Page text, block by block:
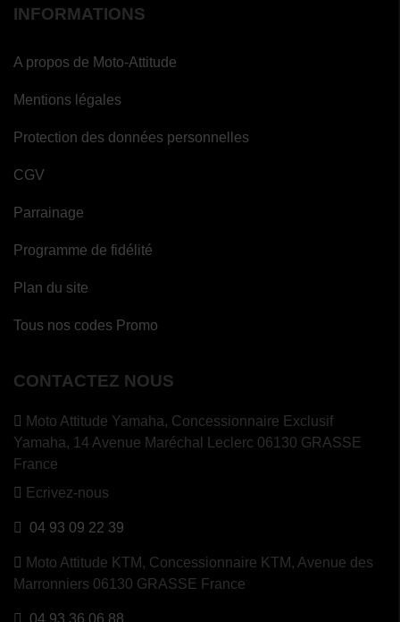
INFORMATIONS
A propos de Moto-Attitude
Mentions légales
Protection des données personnelles
CGV
Parrainage
Programme de fidélité
Plan du site
Tous nos codes Promo
CONTACTEZ NOUS
Moto Attitude Yamaha, Concessionnaire Exclusif
Yamaha, 14 Avenue Maréchal Leclerc 06130 GRASSE
France
Ecrivez-nous
04 93 09 22 39
Moto Attitude KTM, Concessionnaire KTM, Avenue des
Marronniers 06130 GRASSE France
04 93 36 06 88